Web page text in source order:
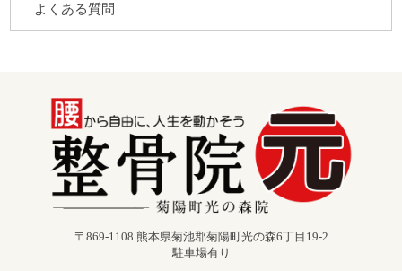
よくある質問
〒869-1108 熊本県菊池郡菊陽町光の森6丁目19-2
駐車場有り